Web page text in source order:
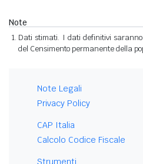
Note
Dati stimati. I dati definitivi
del Censimento permanente della
Note Legali
Privacy Policy
CAP Italia
Calcolo Codice Fiscale
Strumenti